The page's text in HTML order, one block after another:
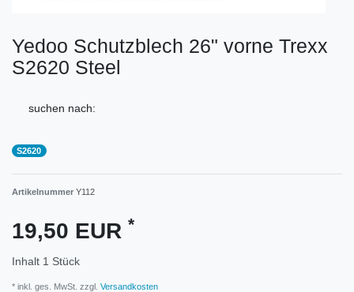
Yedoo Schutzblech 26" vorne Trexx
S2620 Steel
suchen nach:
S2620
Artikelnummer Y112
19,50 EUR *
Inhalt 1 Stück
* inkl. ges. MwSt. zzgl. Versandkosten